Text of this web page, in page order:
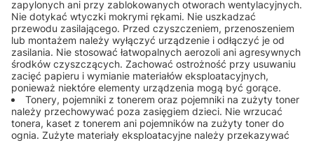
zapylonych ani przy zablokowanych otworach wentylacyjnych.
Nie dotykać wtyczki mokrymi rękami. Nie uszkadzać
przewodu zasilającego. Przed czyszczeniem, przenoszeniem
lub montażem należy wyłączyć urządzenie i odłączyć je od
zasilania. Nie stosować łatwopalnych aerozoli ani agresywnych
środków czyszczących. Zachować ostrożność przy usuwaniu
zacięć papieru i wymianie materiałów eksploatacyjnych,
ponieważ niektóre elementy urządzenia mogą być gorące.
Tonery, pojemniki z tonerem oraz pojemniki na zużyty toner
należy przechowywać poza zasięgiem dzieci. Nie wrzucać
tonera, kaset z tonerem ani pojemników na zużyty toner do
ognia. Zużyte materiały eksploatacyjne należy przekazywać